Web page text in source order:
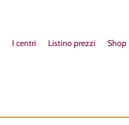
I centri Listino prezzi Shop